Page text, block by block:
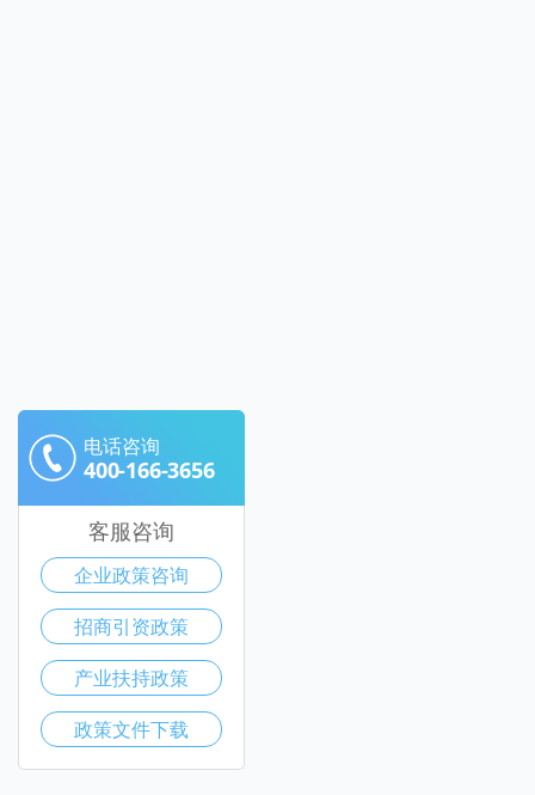
电话咨询
400-166-3656
客服咨询
企业政策咨询
招商引资政策
产业扶持政策
政策文件下载